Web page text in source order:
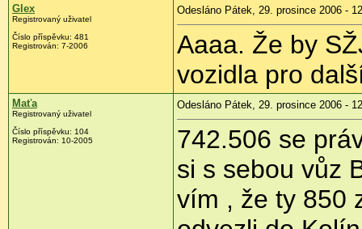
Glex
Registrovaný uživatel
Číslo příspěvku: 481
Registrován: 7-2006
Odesláno Pátek, 29. prosince 2006 -
Aaaa. Že by
vozidla pro
Maťa
Registrovaný uživatel
Číslo příspěvku: 104
Registrován: 10-2005
Odesláno Pátek, 29. prosince 2006 -
742.506 se
si s sebou vůz
vím , že ty 850